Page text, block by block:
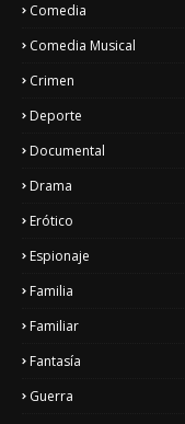
Comedia
Comedia Musical
Crimen
Deporte
Documental
Drama
Erótico
Espionaje
Familia
Familiar
Fantasía
Guerra